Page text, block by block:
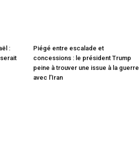
:
Piégé entre escalade et
concessions : le président Trump
peine à trouver une issue à la guerre
avec l’Iran